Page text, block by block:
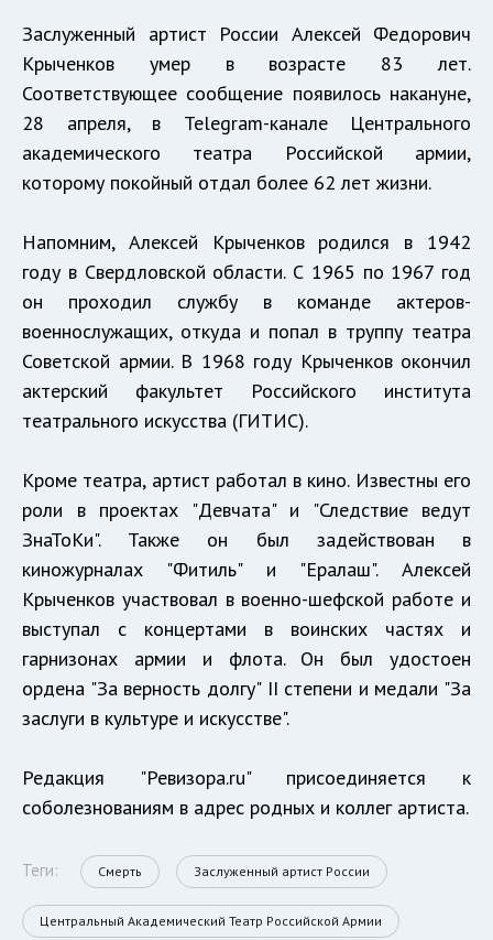
Заслуженный артист России Алексей Федорович
Крыченков умер в возрасте 83 лет.
Соответствующее сообщение появилось накануне,
28 апреля, в Telegram-канале Центрального
академического театра Российской армии,
которому покойный отдал более 62 лет жизни.
Напомним, Алексей Крыченков родился в 1942
году в Свердловской области. С 1965 по 1967 год
он проходил службу в команде актеров-
военнослужащих, откуда и попал в труппу театра
Советской армии. В 1968 году Крыченков окончил
актерский факультет Российского института
театрального искусства (ГИТИС).
Кроме театра, артист работал в кино. Известны его
роли в проектах "Девчата" и "Следствие ведут
ЗнаТоКи". Также он был задействован в
киножурналах "Фитиль" и "Ералаш". Алексей
Крыченков участвовал в военно-шефской работе и
выступал с концертами в воинских частях и
гарнизонах армии и флота. Он был удостоен
ордена "За верность долгу" II степени и медали "За
заслуги в культуре и искусстве".
Редакция "Ревизора.ru" присоединяется к
соболезнованиям в адрес родных и коллег артиста.
Теги: Смерть Заслуженный артист России
Центральный Академический Театр Российской Армии